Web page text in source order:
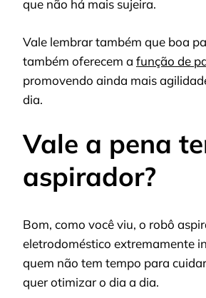
que não há mais sujeira.
Vale lembrar também que boa
também oferecem a função de
promovendo ainda mais
dia.
Vale a pena
aspirador?
Bom, como você viu, o robô
eletrodoméstico extremamente
quem não tem tempo para
quer otimizar o dia a dia.